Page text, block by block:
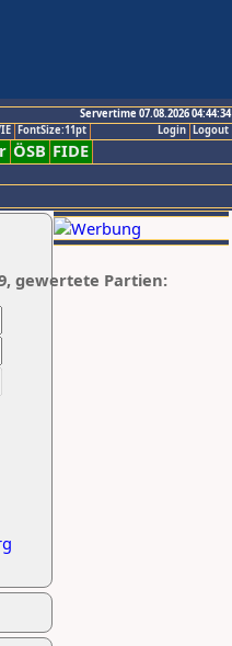
Servertime 07.08.2026 04:44:34
Logout
Login
FontSize:11pt
ÖSB FIDE
gewertete Partien: